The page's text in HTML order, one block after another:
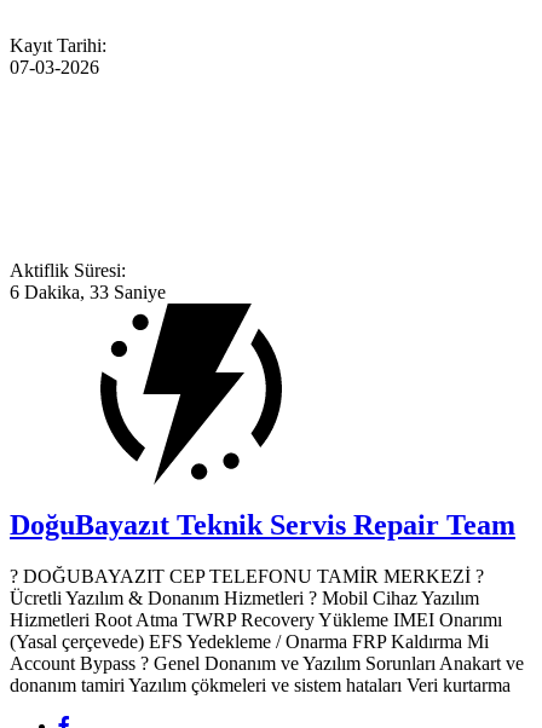
Kayıt Tarihi:
07-03-2026
Aktiflik Süresi:
6 Dakika, 33 Saniye
DoğuBayazıt Teknik Servis Repair Team
? DOĞUBAYAZIT CEP TELEFONU TAMİR MERKEZİ ?️
Ücretli Yazılım & Donanım Hizmetleri ? Mobil Cihaz Yazılım
Hizmetleri Root Atma TWRP Recovery Yükleme IMEI Onarımı
(Yasal çerçevede) EFS Yedekleme / Onarma FRP Kaldırma Mi
Account Bypass ? Genel Donanım ve Yazılım Sorunları Anakart ve
donanım tamiri Yazılım çökmeleri ve sistem hataları Veri kurtarma